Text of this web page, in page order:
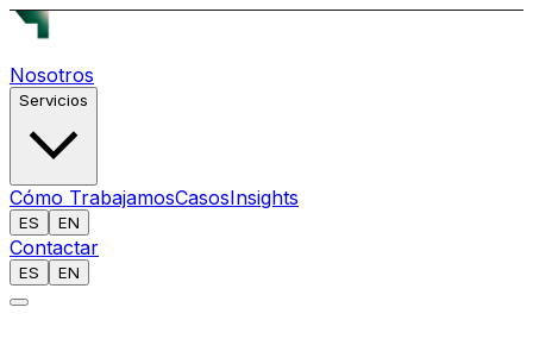
Nosotros
Servicios
Cómo TrabajamosCasosInsights
ES EN
Contactar
ES EN